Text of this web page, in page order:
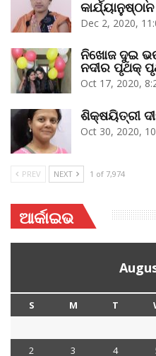
Dec 2, 2020,
ନିଖୋଜ ଦୁଇ
ନଦୀର ପୃଥକ୍‌
Oct 17, 2020,
ଶିକ୍ଷୟିତ୍ରୀ
Oct 30, 2020,
PREV NEXT 1 of 7,974
ଆର୍କାଇଭ
S M T
2
3 4